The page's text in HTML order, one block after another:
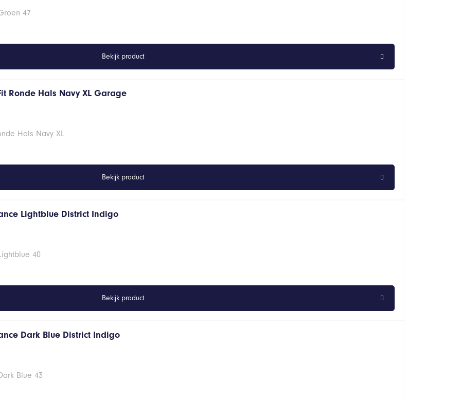
47
Bekijk product
Ronde Hals Navy XL Garage
Hals Navy XL
Bekijk product
Lightblue District Indigo
40
Bekijk product
Dark Blue District Indigo
Blue 43